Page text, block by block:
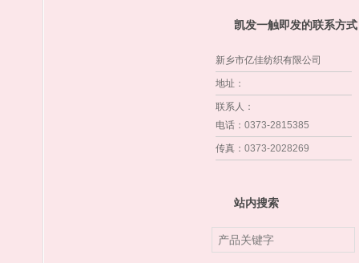
凯发一触即发的联系方式
新乡市亿佳纺织有限公司
地址 ：
联系人 ：
电话 ：0373-2815385
传真 ：0373-2028269
站内搜索